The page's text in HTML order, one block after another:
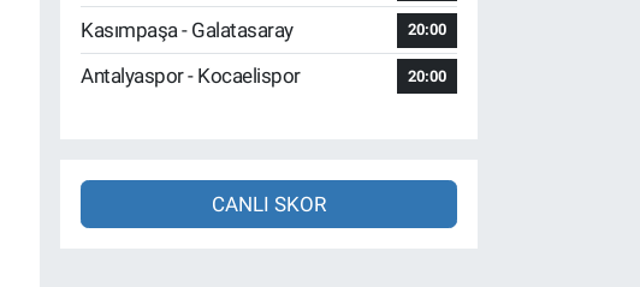
Kasımpaşa - Galatasaray 20:00
Antalyaspor - Kocaelispor 20:00
CANLI SKOR